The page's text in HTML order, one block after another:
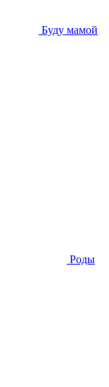
Буду мамой
Роды